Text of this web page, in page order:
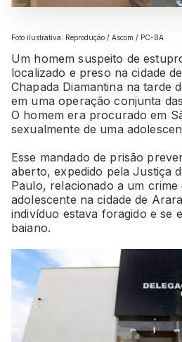
Foto ilustrativa: Reprodução / Ascom / PC-BA
Um homem suspeito de
localizado e preso na cidade de
Chapada Diamantina na tarde
em uma operação conjunta
O homem era procurado em
sexualmente de uma
Esse mandado de prisão
aberto, expedido pela Justiça
Paulo, relacionado a um
adolescente na cidade de
indivíduo estava foragido e se
baiano.